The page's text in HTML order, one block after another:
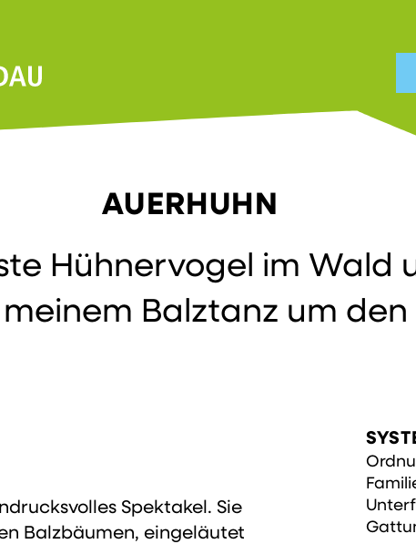
AUERHUHN
Hühnervogel im Wald
Balztanz um
Spektakel. Sie
Balzbäumen, eingeläutet